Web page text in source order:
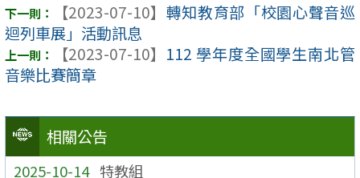
相關公告
2025-10-14 特教組
【2023-07-10】 轉知教育部「校園心聲音巡
迴列車展」活動訊息
【2023-07-10】 112 學年度全國學生南北管
音樂比賽簡章